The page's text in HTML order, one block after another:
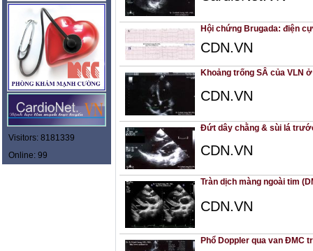
Visitors: 8181339
Online: 99
Hội chứng Brugada: điện
CDN.VN
Khoảng trống SÂ của VLN
CDN.VN
Đứt dây chằng & sùi lá
CDN.VN
Tràn dịch màng ngoài tim
CDN.VN
Phổ Doppler qua van ĐMC